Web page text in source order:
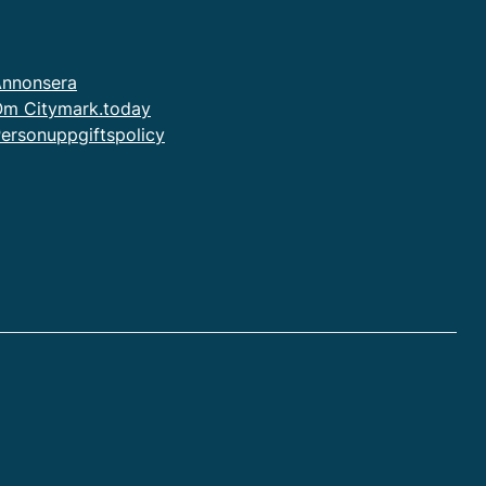
Citymark.today